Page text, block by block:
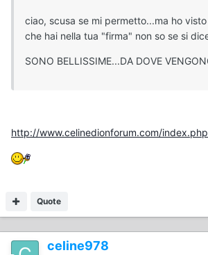
ciao, scusa se mi permetto...ma ho
che hai nella tua "firma" non so se si
SONO BELLISSIME...DA DOVE
http://www.celinedionforum.com/
Quote
celine978